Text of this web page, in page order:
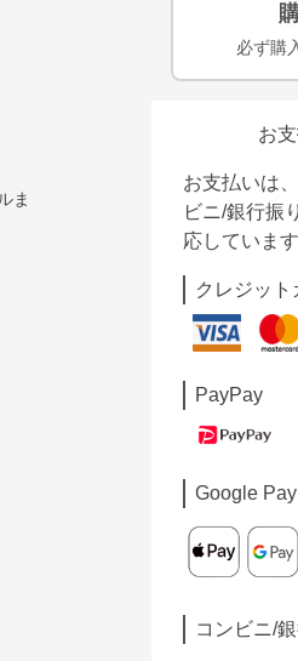
ま
必ず購
お
お支払いは
ビニ/銀行振
応しています
クレジット
PayPay
Google
コンビニ/